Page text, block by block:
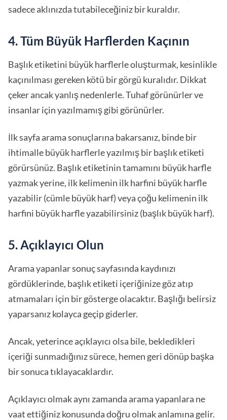
sadece aklınızda tutabileceğiniz bir kuraldır.
4. Tüm Büyük Harflerden Kaçının
Başlık etiketini büyük harflerle oluşturmak, kesinlikle
kaçınılması gereken kötü bir görgü kuralıdır. Dikkat
çeker ancak yanlış nedenlerle. Tuhaf görünürler ve
insanlar için yazılmamış gibi görünürler.
İlk sayfa arama sonuçlarına bakarsanız, binde bir
ihtimalle büyük harflerle yazılmış bir başlık etiketi
görürsünüz. Başlık etiketinin tamamını büyük harfle
yazmak yerine, ilk kelimenin ilk harfini büyük harfle
yazabilir (cümle büyük harf) veya çoğu kelimenin ilk
harfini büyük harfle yazabilirsiniz (başlık büyük harf).
5. Açıklayıcı Olun
Arama yapanlar sonuç sayfasında kaydınızı
gördüklerinde, başlık etiketi içeriğinize göz atıp
atmamaları için bir gösterge olacaktır. Başlığı belirsiz
yaparsanız kolayca geçip giderler.
Ancak, yeterince açıklayıcı olsa bile, bekledikleri
içeriği sunmadığınız sürece, hemen geri dönüp başka
bir sonuca tıklayacaklardır.
Açıklayıcı olmak aynı zamanda arama yapanlara ne
vaat ettiğiniz konusunda doğru olmak anlamına gelir.